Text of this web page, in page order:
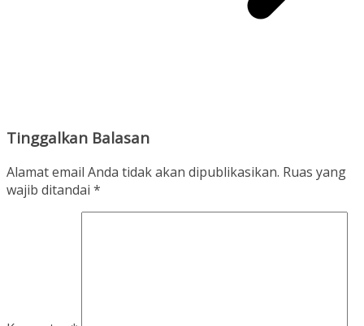
Tinggalkan Balasan
Alamat email Anda tidak akan dipublikasikan. Ruas yang
wajib ditandai *